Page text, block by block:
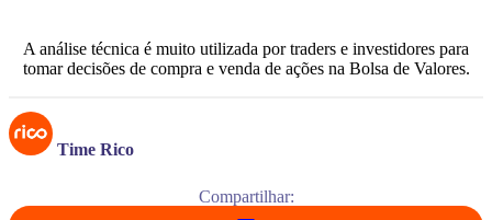
A análise técnica é muito utilizada por traders e investidores para
tomar decisões de compra e venda de ações na Bolsa de Valores.
Time Rico
Compartilhar: